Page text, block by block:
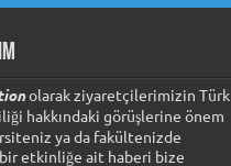
olarak ziyaretçilerimizin Türk
hakkındaki görüşlerine önem
ya da fakültenizde
etkinliğe ait haberi bize